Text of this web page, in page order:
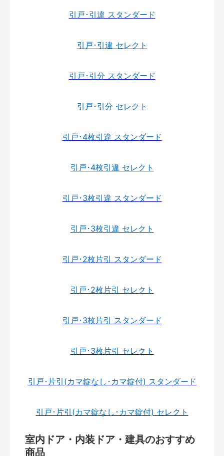
引戸･引違 スタンダード
引戸･引違 セレクト
引戸･引分 スタンダード
引戸･引分 セレクト
引戸･4枚引違 スタンダード
引戸･4枚引違 セレクト
引戸･3枚引違 スタンダード
引戸･3枚引違 セレクト
引戸･2枚片引 スタンダード
引戸･2枚片引 セレクト
引戸･3枚片引 スタンダード
引戸･3枚片引 セレクト
引戸･片引(カマ錠なし･カマ錠付) スタンダード
引戸･片引(カマ錠なし･カマ錠付) セレクト
室内ドア・内装ドア・建具のおすすめ
商品